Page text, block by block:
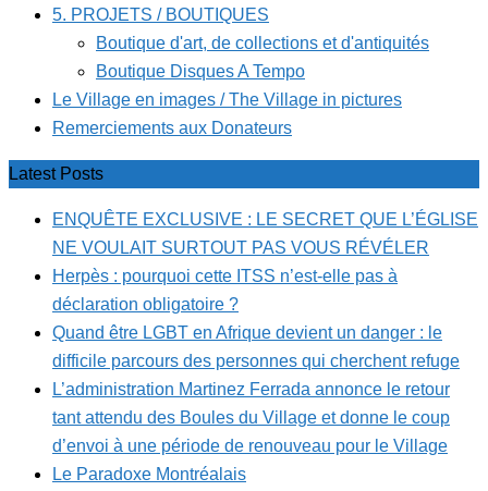
5. PROJETS / BOUTIQUES
Boutique d'art, de collections et d'antiquités
Boutique Disques A Tempo
Le Village en images / The Village in pictures
Remerciements aux Donateurs
Latest Posts
ENQUÊTE EXCLUSIVE : LE SECRET QUE L’ÉGLISE
NE VOULAIT SURTOUT PAS VOUS RÉVÉLER
Herpès : pourquoi cette ITSS n’est-elle pas à
déclaration obligatoire ?
Quand être LGBT en Afrique devient un danger : le
difficile parcours des personnes qui cherchent refuge
L’administration Martinez Ferrada annonce le retour
tant attendu des Boules du Village et donne le coup
d’envoi à une période de renouveau pour le Village
Le Paradoxe Montréalais